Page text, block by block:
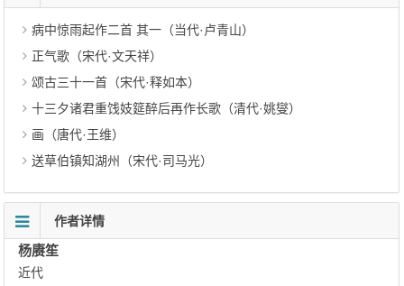
病中惊雨起作二首 其一（当代·卢青山）
正气歌（宋代·文天祥）
颂古三十一首（宋代·释如本）
十三夕诸君重饯妓筵醉后再作长歌（清代·姚燮）
画（唐代·王维）
送草伯镇知湖州（宋代·司马光）
作者详情
杨赓笙
近代